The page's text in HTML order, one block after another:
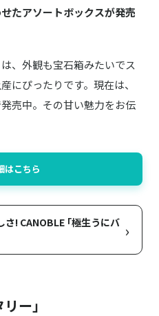
たアソートボックスが発売
、外観も宝石箱みたいでス
にぴったりです。現在は、
売中。その甘い魅力をお伝
はこちら
さ! CANOBLE ｢極生うにバ ›
ー」